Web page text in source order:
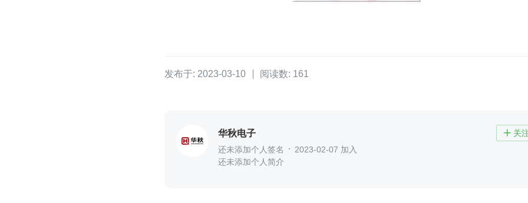
发布于: 2023-03-10 阅读数: 161
华秋电子  关
还未添加个人签名
2023-02-07 加入
还未添加个人简介